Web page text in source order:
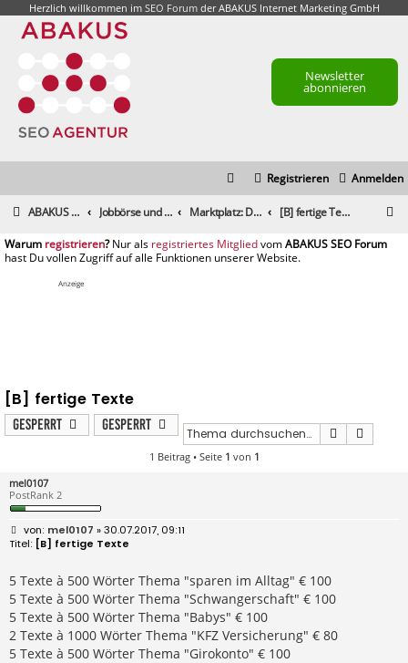
Herzlich willkommen im SEO Forumder ABAKUS Internet Marketing GmbH
Newsletter
abonnieren
Anmelden
Registrieren
ABAKUS Foren-Übersicht Jobbörse und Marktplatz Marktplatz: Dienstleistungen [B] fertige Texte
registrieren registriertes Mitglied
Anzeige
[B] fertige Texte
Gesperrt Gesperrt Suche
1 Beitrag • Seite 1 von 1
mel0107
PostRank 2
B
e
i
r
a
g
mel0107 » 30.07.2017, 09:11
[B] fertige Texte
5 Texte à 500 Wörter Thema "sparen im Alltag" € 100
5 Texte à 500 Wörter Thema "Schwangerschaft" € 100
5 Texte à 500 Wörter Thema "Babys" € 100
2 Texte à 1000 Wörter Thema "KFZ Versicherung" € 80
5 Texte à 500 Wörter Thema "Girokonto" € 100